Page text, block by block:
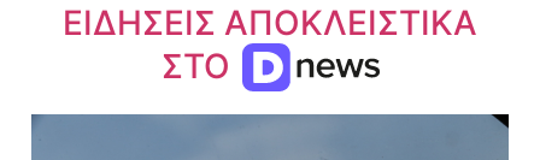
ΕΙΔΗΣΕΙΣ ΑΠΟΚΛΕΙΣΤΙΚΑ
ΣΤΟ